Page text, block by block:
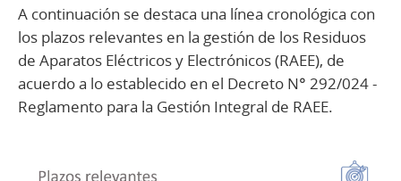
A continuación se destaca una línea cronológica con
los plazos relevantes en la gestión de los Residuos
de Aparatos Eléctricos y Electrónicos (RAEE), de
acuerdo a lo establecido en el Decreto N° 292/024 -
Reglamento para la Gestión Integral de RAEE.